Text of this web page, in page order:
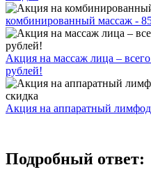
комбинированный массаж -
Акция на массаж лица –
рублей!
Акция на аппаратный
Подробный ответ: